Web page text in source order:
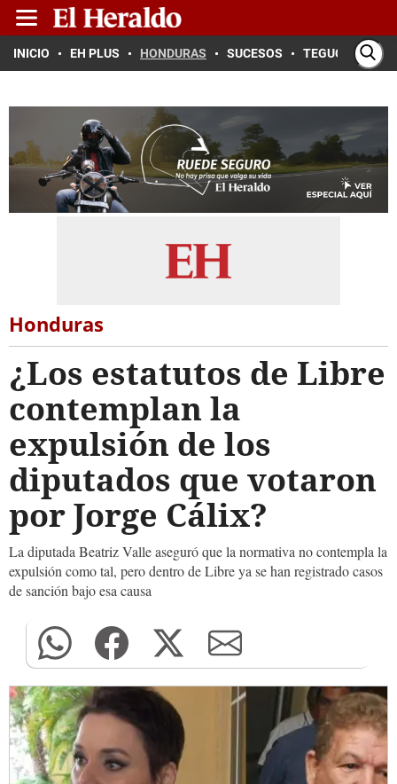
INICIO EH PLUS HONDURAS SUCESOS TEGUCIGALPA
Honduras
¿Los estatutos de Libre
contemplan la
expulsión de los
diputados que votaron
por Jorge Cálix?
La diputada Beatriz Valle aseguró que la normativa no contempla la
expulsión como tal, pero dentro de Libre ya se han registrado casos
de sanción bajo esa causa